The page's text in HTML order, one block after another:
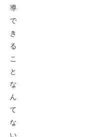
導
で
き
る
こ
と
な
ん
て
な
い